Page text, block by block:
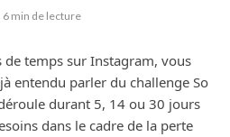
6 min de lecture
de temps sur Instagram, vous
entendu parler du challenge So
durant 5, 14 ou 30 jours
dans le cadre de la perte